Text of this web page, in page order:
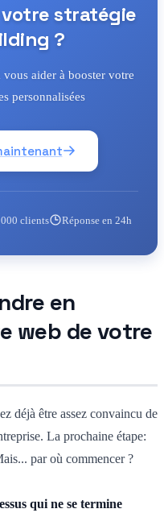
stratégie
?
aider à booster votre
personnalisées
clients Réponse en 24h
en
web de votre
déjà être assez convaincu de
La prochaine étape:
par où commencer ?
qui ne se termine